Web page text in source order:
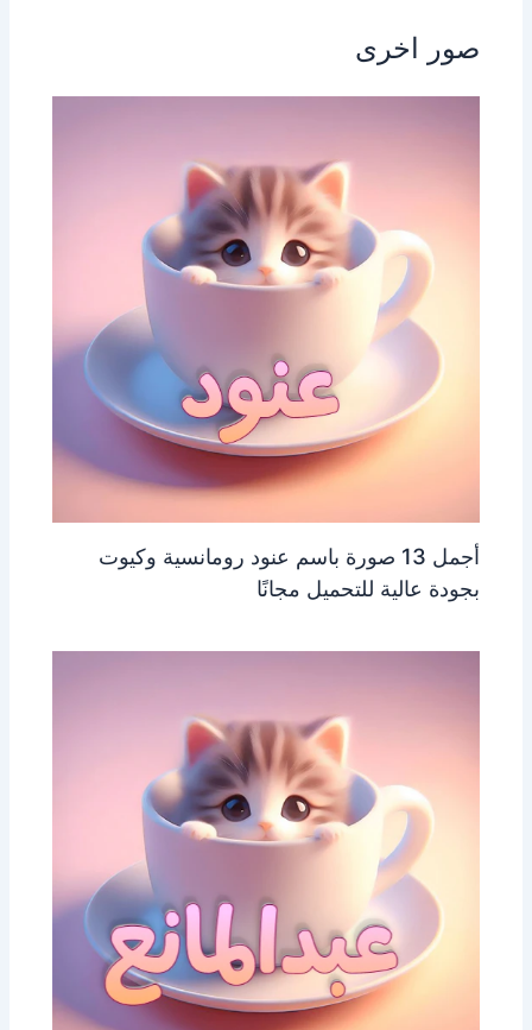
صور اخرى
أجمل 13 صورة باسم عنود رومانسية وكيوت
بجودة عالية للتحميل مجانًا